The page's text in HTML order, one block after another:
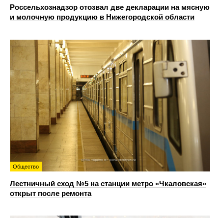
Россельхознадзор отозвал две декларации на мясную
и молочную продукцию в Нижегородской области
Общество
Лестничный сход №5 на станции метро «Чкаловская»
открыт после ремонта